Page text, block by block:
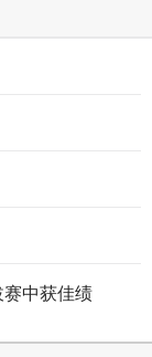
中获佳绩